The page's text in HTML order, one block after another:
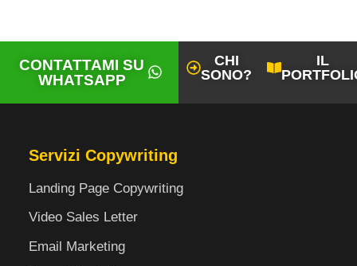
CONTATTAMI SU
WHATSAPP
CHI
SONO?
IL
Servizi Copywriting
Landing Page Copywriting
Video Sales Letter
Email Marketing